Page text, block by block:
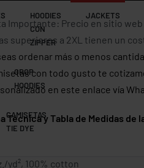
HOODIES
CON
ZIPPER
JACKETS
CROP
HOODIES
CAMISETAS
TIE DYE
Importante: Precio en sitio
superiores a 2XL tienen un
ordenar más o menos
con todo gusto te
en este enlace vía
y Tabla de Medidas de
yd², 100% cotton